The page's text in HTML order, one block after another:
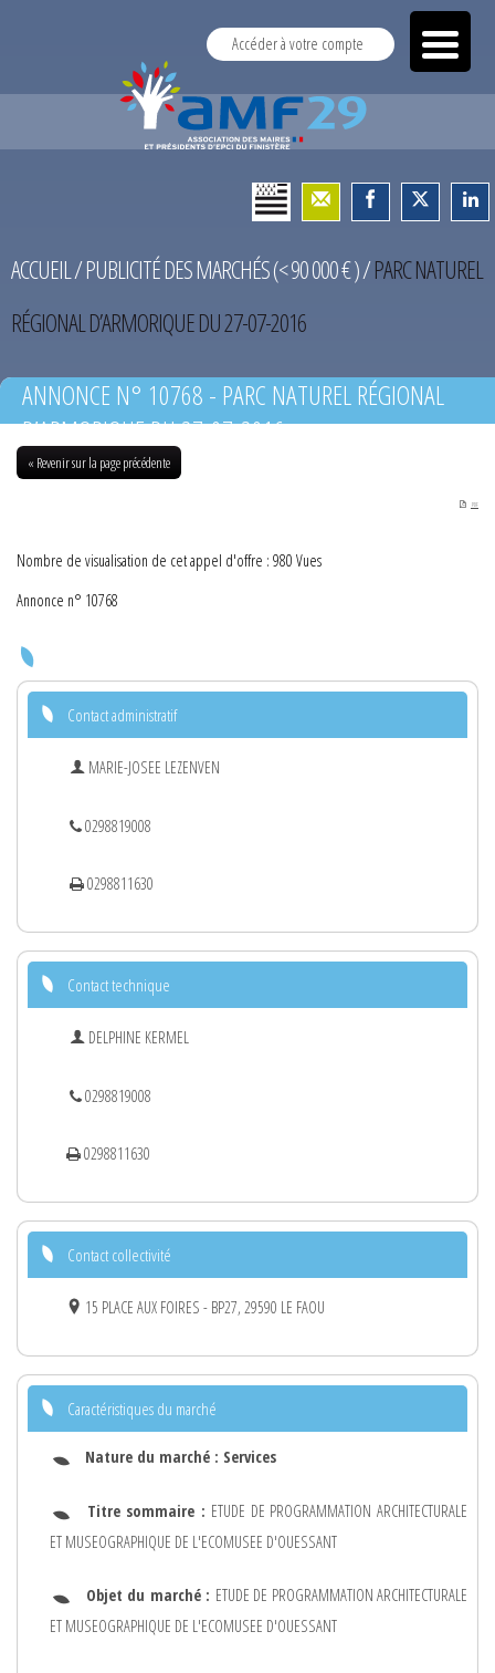
Accéder à votre compte
ACCUEIL/PUBLICITÉ DES MARCHÉS (< 90 000 € )/PARC NATUREL
RÉGIONAL D’ARMORIQUE DU 27-07-2016
ANNONCE N° 10768 - PARC NATUREL RÉGIONAL
D’ARMORIQUE DU 27-07-2016
« Revenir sur la page précédente
PDF
Nombre de visualisation de cet appel d'offre : 980 Vues
Annonce n° 10768
Contact administratif
MARIE-JOSEE LEZENVEN
0298819008
0298811630
Contact technique
DELPHINE KERMEL
0298819008
0298811630
Contact collectivité
15 PLACE AUX FOIRES - BP27, 29590 LE FAOU
Caractéristiques du marché
Nature du marché : Services
Titre sommaire : ETUDE DE PROGRAMMATION ARCHITECTURALE
ET MUSEOGRAPHIQUE DE L'ECOMUSEE D'OUESSANT
Objet du marché : ETUDE DE PROGRAMMATION ARCHITECTURALE
ET MUSEOGRAPHIQUE DE L'ECOMUSEE D'OUESSANT